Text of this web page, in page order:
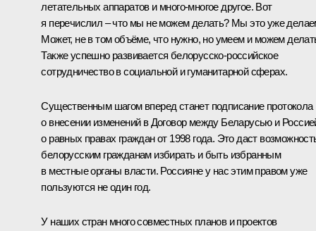
летательных аппаратов и много-многое другое. Вот
я перечислил – что мы не можем делать? Мы это уже
Может, не в том объёме, что нужно, но умеем и можем
Также успешно развивается белорусско-российское
сотрудничество в социальной и гуманитарной сферах.
Существенным шагом вперед станет подписание протокола
о внесении изменений в Договор между Беларусью и
о равных правах граждан от 1998 года. Это даст
белорусским гражданам избирать и быть избранным
в местные органы власти. Россияне у нас этим правом уже
пользуются не один год.
У наших стран много совместных планов и проектов